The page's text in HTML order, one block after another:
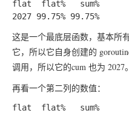
flat  flat%   sum%
这是一个最底层函数，基本所
它，所以它自身创建的
调用，所以它的cum 也为 2027。
再看一个第二列的数值：
flat  flat%   sum%